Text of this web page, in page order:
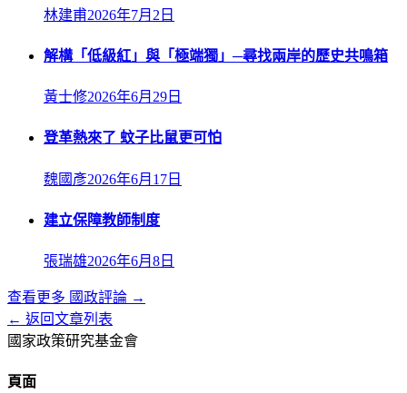
林建甫2026年7月2日
解構「低級紅」與「極端獨」─尋找兩岸的歷史共鳴箱
黃士修2026年6月29日
登革熱來了 蚊子比鼠更可怕
魏國彥2026年6月17日
建立保障教師制度
張瑞雄2026年6月8日
查看更多 國政評論 →
← 返回文章列表
國家政策研究基金會
頁面